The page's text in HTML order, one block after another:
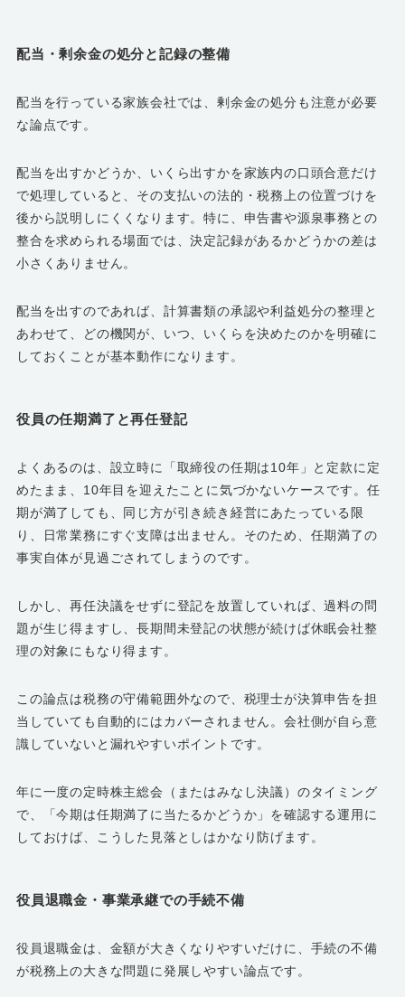
配当・剰余金の処分と記録の整備
配当を行っている家族会社では、剰余金の処分も注意が必要
な論点です。
配当を出すかどうか、いくら出すかを家族内の口頭合意だけ
で処理していると、その支払いの法的・税務上の位置づけを
後から説明しにくくなります。特に、申告書や源泉事務との
整合を求められる場面では、決定記録があるかどうかの差は
小さくありません。
配当を出すのであれば、計算書類の承認や利益処分の整理と
あわせて、どの機関が、いつ、いくらを決めたのかを明確に
しておくことが基本動作になります。
役員の任期満了と再任登記
よくあるのは、設立時に「取締役の任期は10年」と定款に定
めたまま、10年目を迎えたことに気づかないケースです。任
期が満了しても、同じ方が引き続き経営にあたっている限
り、日常業務にすぐ支障は出ません。そのため、任期満了の
事実自体が見過ごされてしまうのです。
しかし、再任決議をせずに登記を放置していれば、過料の問
題が生じ得ますし、長期間未登記の状態が続けば休眠会社整
理の対象にもなり得ます。
この論点は税務の守備範囲外なので、税理士が決算申告を担
当していても自動的にはカバーされません。会社側が自ら意
識していないと漏れやすいポイントです。
年に一度の定時株主総会（またはみなし決議）のタイミング
で、「今期は任期満了に当たるかどうか」を確認する運用に
しておけば、こうした見落としはかなり防げます。
役員退職金・事業承継での手続不備
役員退職金は、金額が大きくなりやすいだけに、手続の不備
が税務上の大きな問題に発展しやすい論点です。